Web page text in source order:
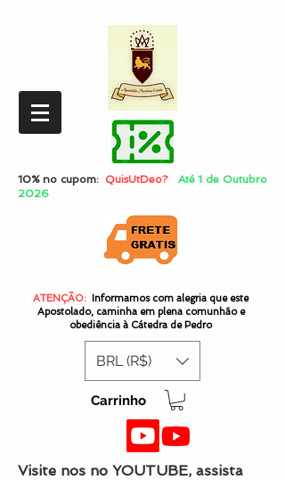
10% no cupom: QuisUtDeo? Até 1 de Outubro
2026
ATENÇÃO: Informamos com alegria que este
Apostolado, caminha em plena comunhão e
obediência à Cátedra de Pedro
BRL (R$)
Carrinho
Visite nos no YOUTUBE, assista